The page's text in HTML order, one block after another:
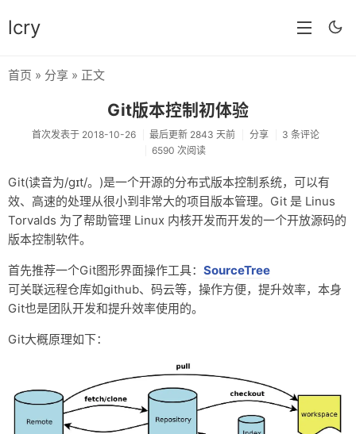
lcry
分类
分享
技术
教程
AI
归档
友链
关于
首页 » 分享 » 正文
Git版本控制初体验
首次发表于 2018-10-26 最后更新 2843 天前 分享
3 条评论
6590 次阅读
Git(读音为/gɪt/。)是一个开源的分布式版本控制系统，可以有
效、高速的处理从很小到非常大的项目版本管理。Git 是 Linus
Torvalds 为了帮助管理 Linux 内核开发而开发的一个开放源码的
版本控制软件。
首先推荐一个Git图形界面操作工具： SourceTree
可关联远程仓库如github、码云等，操作方便，提升效率，本身
Git也是团队开发和提升效率使用的。
Git大概原理如下：